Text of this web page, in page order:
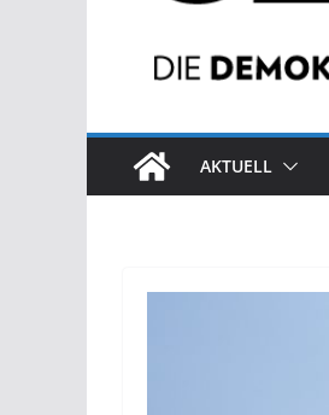
AKTUELL